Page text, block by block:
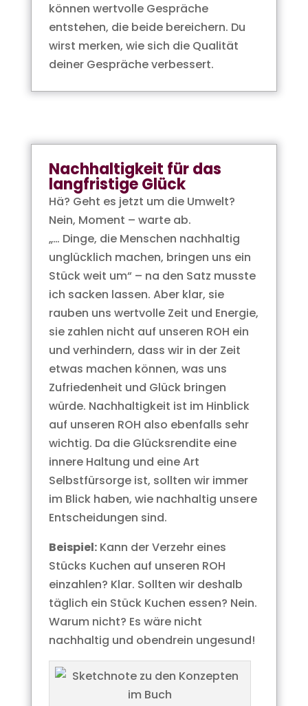
können wertvolle Gespräche
entstehen, die beide bereichern. Du
wirst merken, wie sich die Qualität
deiner Gespräche verbessert.
Nachhaltigkeit für das
langfristige Glück
Hä? Geht es jetzt um die Umwelt?
Nein, Moment – warte ab.
„… Dinge, die Menschen nachhaltig
unglücklich machen, bringen uns ein
Stück weit um“ – na den Satz musste
ich sacken lassen. Aber klar, sie
rauben uns wertvolle Zeit und Energie,
sie zahlen nicht auf unseren ROH ein
und verhindern, dass wir in der Zeit
etwas machen können, was uns
Zufriedenheit und Glück bringen
würde. Nachhaltigkeit ist im Hinblick
auf unseren ROH also ebenfalls sehr
wichtig. Da die Glücksrendite eine
innere Haltung und eine Art
Selbstfürsorge ist, sollten wir immer
im Blick haben, wie nachhaltig unsere
Entscheidungen sind.
Beispiel:Kann der Verzehr eines
Stücks Kuchen auf unseren ROH
einzahlen? Klar. Sollten wir deshalb
täglich ein Stück Kuchen essen? Nein.
Warum nicht? Es wäre nicht
nachhaltig und obendrein ungesund!